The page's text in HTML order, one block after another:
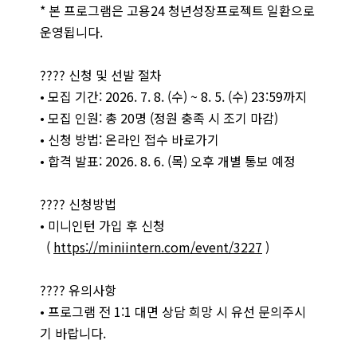
* 본 프로그램은 고용24 청년성장프로젝트 일환으로
운영됩니다.
???? 신청 및 선발 절차
• 모집 기간: 2026. 7. 8. (수) ~ 8. 5. (수) 23:59까지
• 모집 인원: 총 20명 (정원 충족 시 조기 마감)
• 신청 방법: 온라인 접수 바로가기
• 합격 발표: 2026. 8. 6. (목) 오후 개별 통보 예정
???? 신청방법
• 미니인턴 가입 후 신청
( https://miniintern.com/event/3227 )
???? 유의사항
• 프로그램 전 1:1 대면 상담 희망 시 유선 문의주시
기 바랍니다.